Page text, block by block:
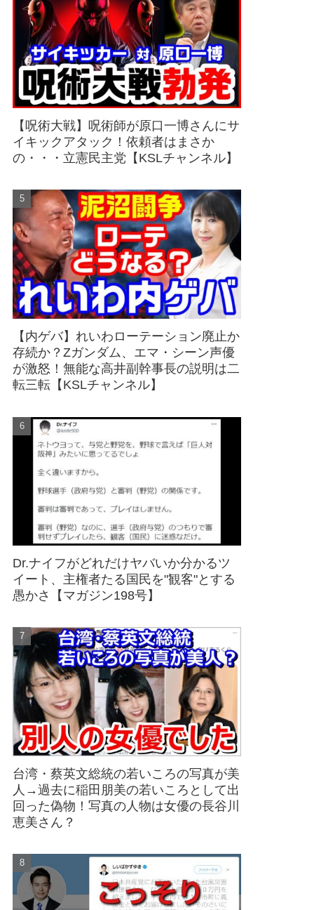
【呪術大戦】呪術師が原口一博さんにサ
イキックアタック！依頼者はまさか
の・・・立憲民主党【KSLチャンネル】
【内ゲバ】れいわローテーション廃止か
存続か？Zガンダム、エマ・シーン声優
が激怒！無能な高井副幹事長の説明は二
転三転【KSLチャンネル】
Dr.ナイフがどれだけヤバいか分かるツ
イート、主権者たる国民を"観客"とする
愚かさ【マガジン198号】
台湾・蔡英文総統の若いころの写真が美
人→過去に稲田朋美の若いころとして出
回った偽物！写真の人物は女優の長谷川
恵美さん？